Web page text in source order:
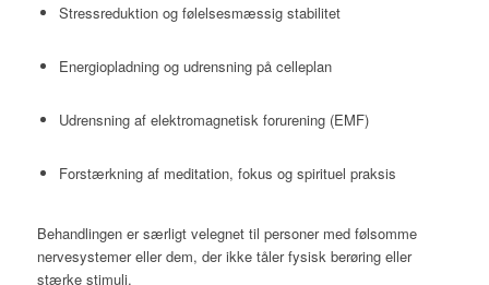
Stressreduktion og følelsesmæssig stabilitet
Energiopladning og udrensning på celleplan
Udrensning af elektromagnetisk forurening (EMF)
Forstærkning af meditation, fokus og spirituel praksis
Behandlingen er særligt velegnet til personer med følsomme
nervesystemer eller dem, der ikke tåler fysisk berøring eller
stærke stimuli.